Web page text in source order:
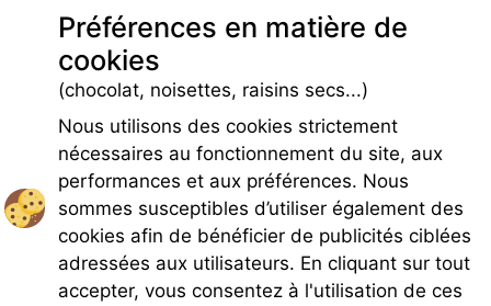
Parking
Infos pré et post réservation
Caution locative
Charges
Rejoignez-nous
Préférences en matière de
cookies
(chocolat, noisettes, raisins secs...)
Nous utilisons des cookies strictement
nécessaires au fonctionnement du site, aux
performances et aux préférences. Nous
sommes susceptibles d’utiliser également des
cookies afin de bénéficier de publicités ciblées
adressées aux utilisateurs. En cliquant sur tout
accepter, vous consentez à l'utilisation de ces